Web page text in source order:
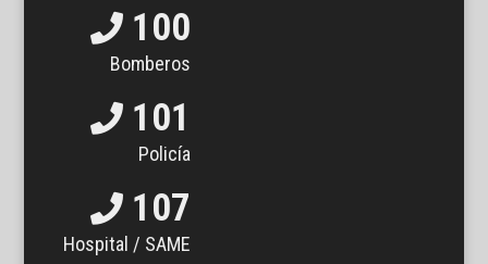
100
Bomberos
101
Policía
107
Hospital / SAME